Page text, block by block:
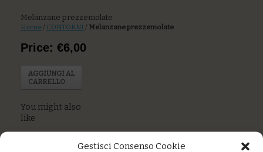
Gestisci Consenso Cookie
Melanzane prezzemolate
Home / CONTORNI / Melanzane prezzemolate
Price: €6,00
AGGIUNGI AL
CARRELLO
You might also
like